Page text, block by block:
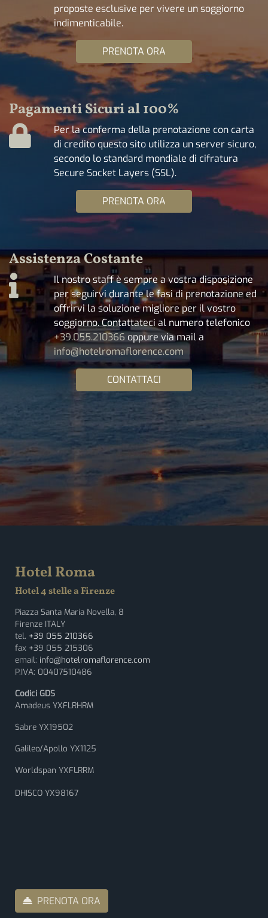
proposte esclusive per vivere un soggiorno
indimenticabile.
PRENOTA ORA
Pagamenti Sicuri al 100%
Per la conferma della prenotazione con carta
di credito questo sito utilizza un server sicuro,
secondo lo standard mondiale di cifratura
Secure Socket Layers (SSL).
PRENOTA ORA
Assistenza Costante
Il nostro staff è sempre a vostra disposizione
per seguirvi durante le fasi di prenotazione ed
offrirvi la soluzione migliore per il vostro
soggiorno. Contattateci al numero telefonico
+39.055.210366 oppure via mail a
info@hotelromaflorence.com
CONTATTACI
Hotel Roma
Hotel 4 stelle a Firenze
Piazza Santa Maria Novella, 8
Firenze ITALY
tel. +39 055 210366
fax +39 055 215306
email: info@hotelromaflorence.com
P.IVA: 00407510486
Codici GDS
Amadeus YXFLRHRM
Sabre YX19502
Galileo/Apollo YX1125
Worldspan YXFLRRM
DHISCO YX98167
PRENOTA ORA